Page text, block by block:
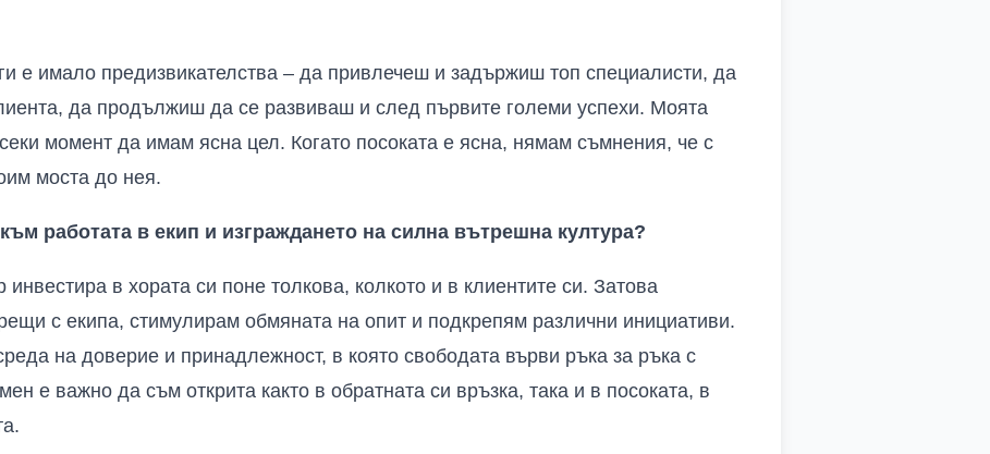
е имало предизвикателства – да привлечеш и задържиш топ специалисти, да
да продължиш да се развиваш и след първите големи успехи. Моята
момент да имам ясна цел. Когато посоката е ясна, нямам съмнения, че с
моста до нея.
работата в екип и изграждането на силна вътрешна култура?
в хората си поне толкова, колкото и в клиентите си. Затова
с екипа, стимулирам обмяната на опит и подкрепям различни инициативи.
на доверие и принадлежност, в която свободата върви ръка за ръка с
е важно да съм открита както в обратната си връзка, така и в посоката, в